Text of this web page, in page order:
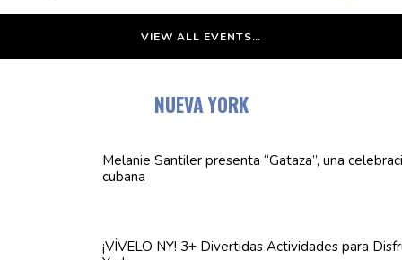
VIEW ALL EVENTS…
NUEVA YORK
Melanie Santiler presenta“Gataza”, una
cubana
¡VÍVELO NY! 3+ DivertidasActividades para